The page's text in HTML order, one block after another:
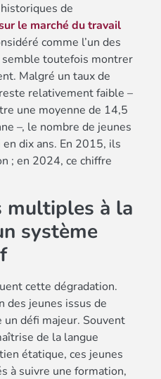
de
le marché du travail
comme l’un des
semble toutefois montrer
Malgré un taux de
relativement faible –
une moyenne de 14,5
–, le nombre de jeunes
dix ans. En 2015, ils
; en 2024, ce chiffre
multiples à la
système
cette dégradation.
des jeunes issus de
un défi majeur. Souvent
de la langue
étatique, ces jeunes
à suivre une formation,